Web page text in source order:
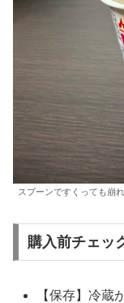
スプーンですくっても崩
購入前チェッ
【保存】冷蔵